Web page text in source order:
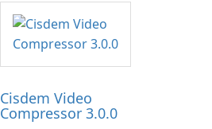
Cisdem Video
Compressor 3.0.0